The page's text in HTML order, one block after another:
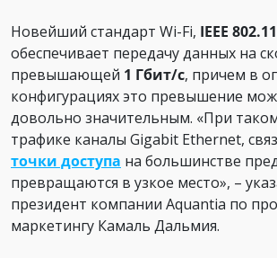
Новейший стандарт Wi-Fi, IEEE
обеспечивает передачу данных на
превышающей 1 Гбит/с, причем в
конфигурациях это превышение
довольно значительным. «При
трафике каналы Gigabit Ethernet,
точки доступа на большинстве
превращаются в узкое место», –
президент компании Aquantia по
маркетингу Камаль Дальмия.